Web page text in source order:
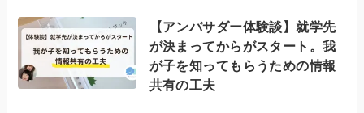
【アンバサダー体験談】就学先
が決まってからがスタート。我
が子を知ってもらうための情報
共有の工夫